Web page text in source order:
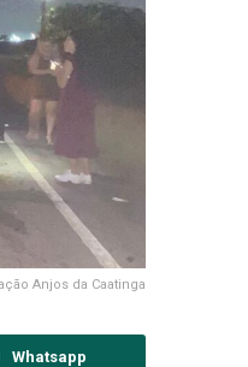
Anjos da Caatinga
Whatsapp